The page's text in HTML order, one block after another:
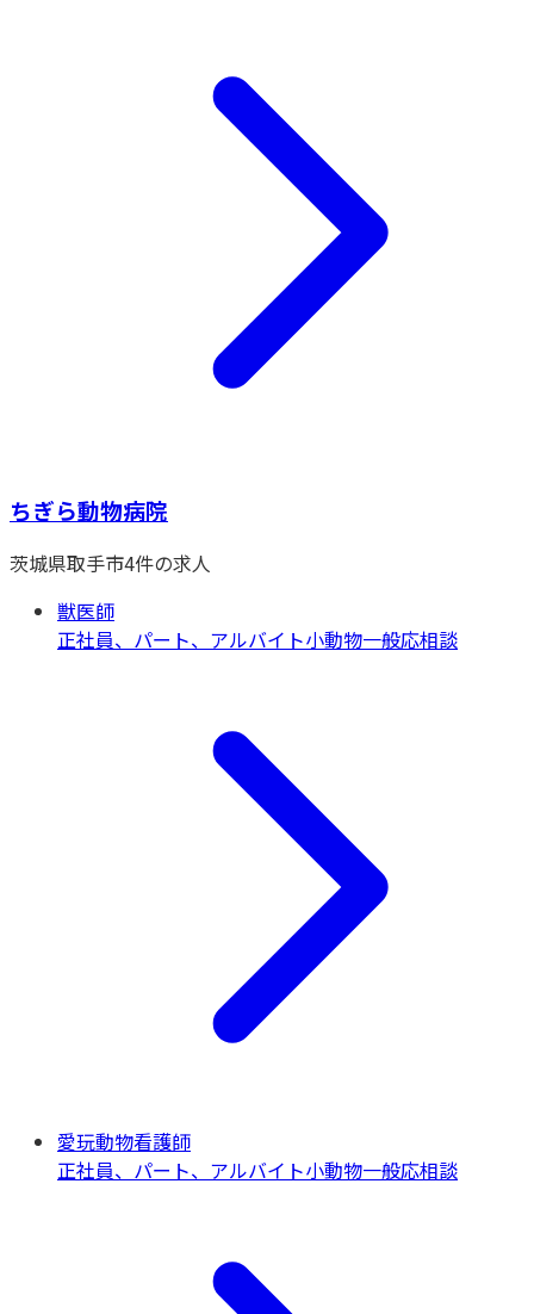
ちぎら動物病院
茨城県取手市4件の求人
獣医師
正社員、パート、アルバイト小動物一般応相談
愛玩動物看護師
正社員、パート、アルバイト小動物一般応相談